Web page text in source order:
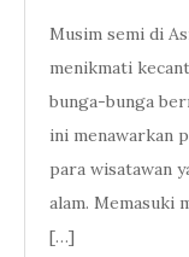
Musim semi di
menikmati
bunga-bunga
ini menawarkan
para wisatawan
alam. Memasuki
[…]